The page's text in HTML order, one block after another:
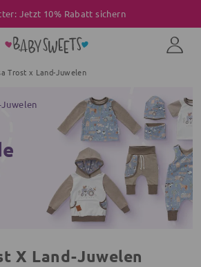
Jetzt 10% Rabatt sichern
Trost x Land-Juwelen
X Land-Juwelen